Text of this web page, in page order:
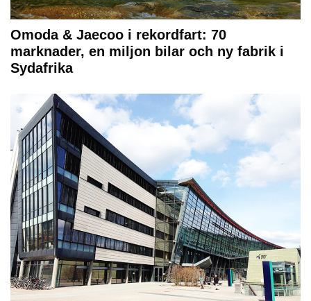
Omoda & Jaecoo i rekordfart: 70
marknader, en miljon bilar och ny fabrik i
Sydafrika